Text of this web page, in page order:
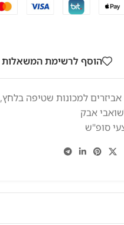
הוסף לרשימת המשאלות
אביזרים למכונות שטיפה בלחץ,
אבק
סופ"ש